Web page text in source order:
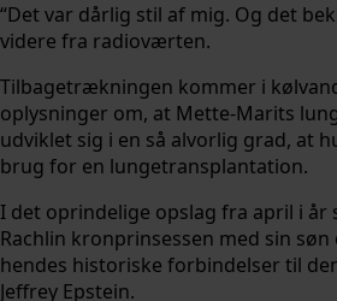
“Det var dårlig stil af mig. Og det
videre fra radioværten.
Tilbagetrækningen kommer i
oplysninger om, at Mette-Marits
udviklet sig i en så alvorlig grad, at
brug for en lungetransplantation.
I det oprindelige opslag fra april i år
Rachlin kronprinsessen med sin
hendes historiske forbindelser til
Jeffrey Epstein.